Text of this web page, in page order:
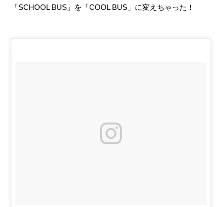
「SCHOOL BUS」を「COOL BUS」に変えちゃった！